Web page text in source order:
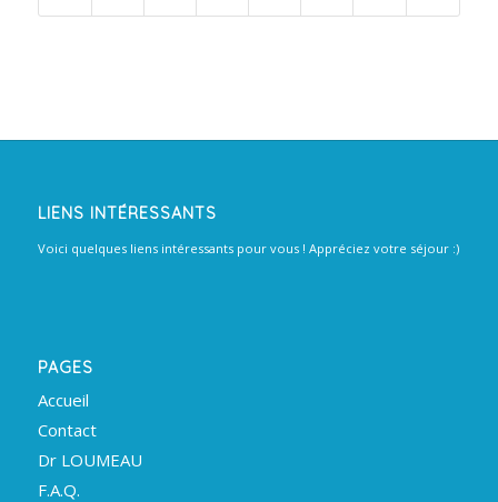
LIENS INTÉRESSANTS
Voici quelques liens intéressants pour vous ! Appréciez votre séjour :)
PAGES
Accueil
Contact
Dr LOUMEAU
F.A.Q.